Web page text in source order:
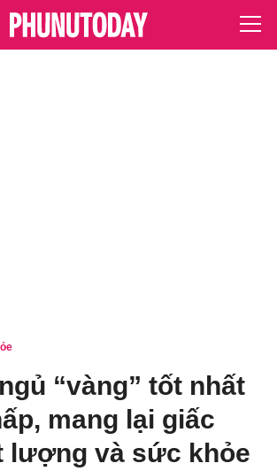
“vàng” tốt nhất
mang lại giấc
lượng và sức khỏe